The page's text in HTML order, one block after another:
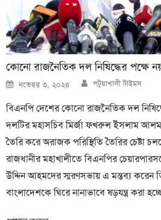
কোনো রাজনৈতিক দল নিষিদ্ধের পক্ষে
Posted
on
নভেম্বর ৩, ২০২৪ Author
পটুয়াখালী টাইমস
বিএনপি দেশের কোনো রাজনৈতিক দল
দলটির মহাসচিব মির্জা ফখরুল ইসলাম
তৈরি করে অরাজক পরিস্থিতি তৈরির চেষ্টা
রাজধানীর মহাখালীতে বিএনপির
উদ্দিন আহমদের স্মরণসভায় এ মন্তব্য করেন
বাংলাদেশকে ঘিরে নানাভাবে ষড়যন্ত্র করা